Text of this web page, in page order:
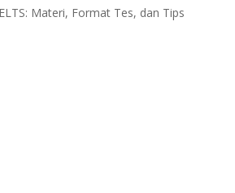
Materi, Format Tes, dan Tips